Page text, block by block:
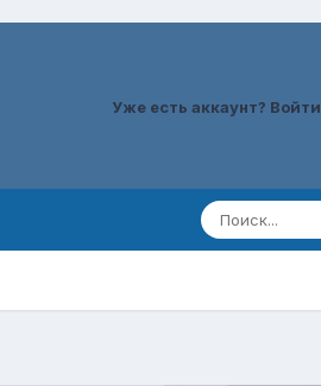
Уже есть аккаунт? Войти